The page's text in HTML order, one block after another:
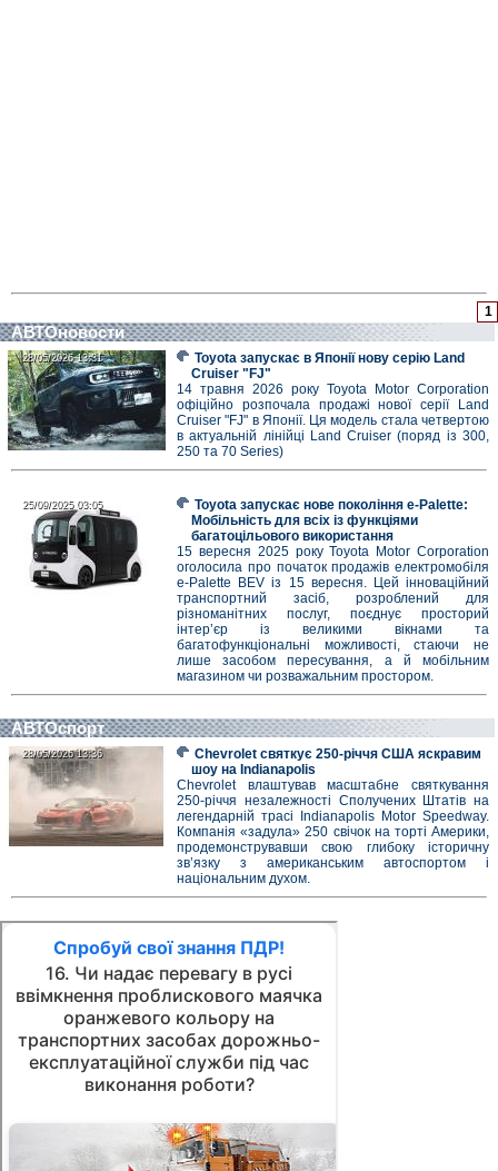
1
АВТОновости
28/05/2026 13:31
28/05/2026 13:31
Toyota запускає в Японії нову серію Land
Cruiser "FJ"
14 травня 2026 року Toyota Motor Corporation
офіційно розпочала продажі нової серії Land
Cruiser "FJ" в Японії. Ця модель стала четвертою
в актуальній лінійці Land Cruiser (поряд із 300,
250 та 70 Series)
25/09/2025 03:05
25/09/2025 03:05
Toyota запускає нове покоління e-Palette:
Мобільність для всіх із функціями
багатоцільового використання
15 вересня 2025 року Toyota Motor Corporation
оголосила про початок продажів електромобіля
e-Palette BEV із 15 вересня. Цей інноваційний
транспортний засіб, розроблений для
різноманітних послуг, поєднує просторий
інтер’єр із великими вікнами та
багатофункціональні можливості, стаючи не
лише засобом пересування, а й мобільним
магазином чи розважальним простором.
АВТОспорт
28/05/2026 13:36
28/05/2026 13:36
Chevrolet святкує 250-річчя США яскравим
шоу на Indianapolis
Chevrolet влаштував масштабне святкування
250-річчя незалежності Сполучених Штатів на
легендарній трасі Indianapolis Motor Speedway.
Компанія «задула» 250 свічок на торті Америки,
продемонструвавши свою глибоку історичну
зв’язку з американським автоспортом і
національним духом.